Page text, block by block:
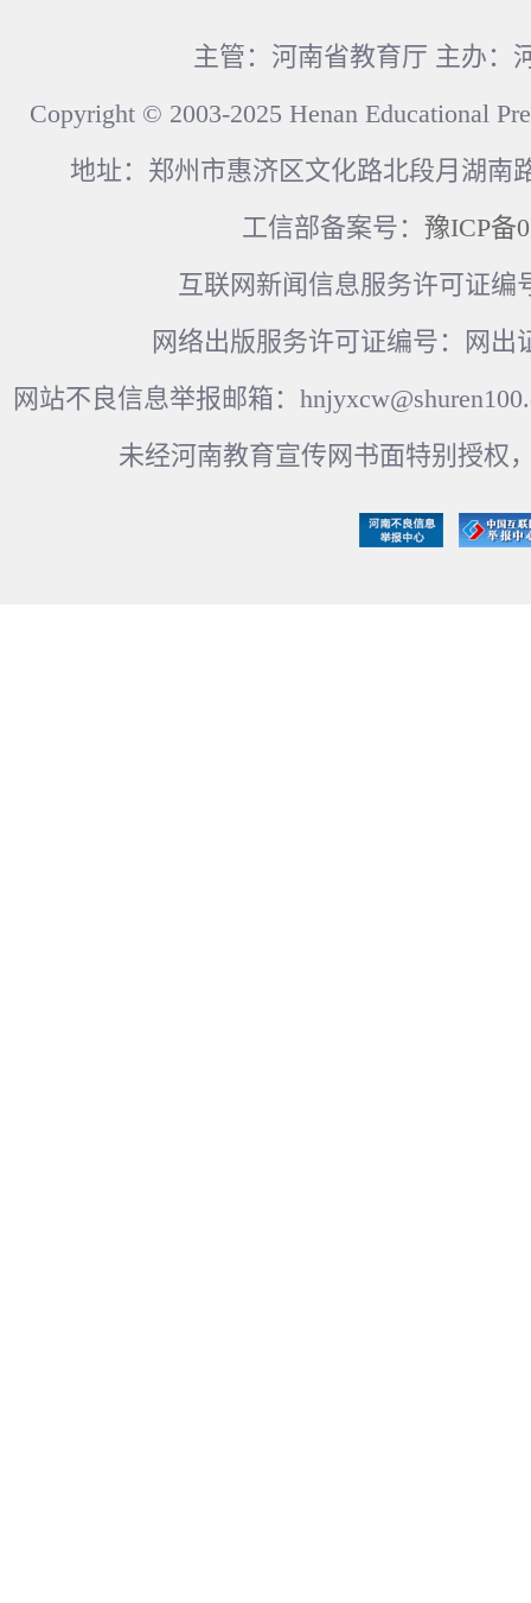
主管：河南省教育厅 主办：
Copyright © 2003-2025 Henan Educational
地址：郑州市惠济区文化路北段月湖南
工信部备案号： 豫ICP备
互联网新闻信息服务许可证编
网络出版服务许可证编号：网出
网站不良信息举报邮箱：
未经河南教育宣传网书面特别授权